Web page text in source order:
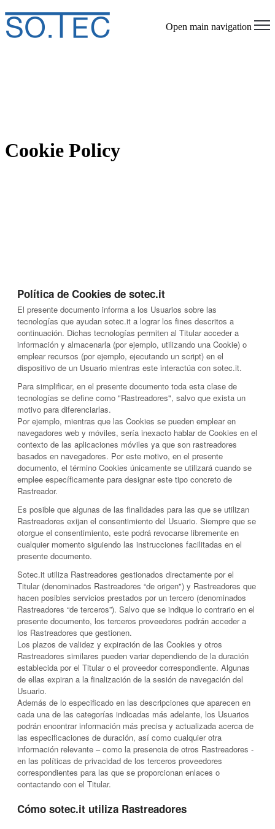
Open main navigation
Cookie Policy
Política de Cookies de sotec.it
El presente documento informa a los Usuarios sobre las
tecnologías que ayudan sotec.it a lograr los fines descritos a
continuación. Dichas tecnologías permiten al Titular acceder a
información y almacenarla (por ejemplo, utilizando una Cookie) o
emplear recursos (por ejemplo, ejecutando un script) en el
dispositivo de un Usuario mientras este interactúa con sotec.it.
Para simplificar, en el presente documento toda esta clase de
tecnologías se define como "Rastreadores", salvo que exista un
motivo para diferenciarlas.
Por ejemplo, mientras que las Cookies se pueden emplear en
navegadores web y móviles, sería inexacto hablar de Cookies en el
contexto de las aplicaciones móviles ya que son rastreadores
basados en navegadores. Por este motivo, en el presente
documento, el término Cookies únicamente se utilizará cuando se
emplee específicamente para designar este tipo concreto de
Rastreador.
Es posible que algunas de las finalidades para las que se utilizan
Rastreadores exijan el consentimiento del Usuario. Siempre que se
otorgue el consentimiento, este podrá revocarse libremente en
cualquier momento siguiendo las instrucciones facilitadas en el
presente documento.
Sotec.it utiliza Rastreadores gestionados directamente por el
Titular (denominados Rastreadores “de origen") y Rastreadores que
hacen posibles servicios prestados por un tercero (denominados
Rastreadores “de terceros”). Salvo que se indique lo contrario en el
presente documento, los terceros proveedores podrán acceder a
los Rastreadores que gestionen.
Los plazos de validez y expiración de las Cookies y otros
Rastreadores similares pueden variar dependiendo de la duración
establecida por el Titular o el proveedor correspondiente. Algunas
de ellas expiran a la finalización de la sesión de navegación del
Usuario.
Además de lo especificado en las descripciones que aparecen en
cada una de las categorías indicadas más adelante, los Usuarios
podrán encontrar información más precisa y actualizada acerca de
las especificaciones de duración, así como cualquier otra
información relevante – como la presencia de otros Rastreadores -
en las políticas de privacidad de los terceros proveedores
correspondientes para las que se proporcionan enlaces o
contactando con el Titular.
Cómo sotec.it utiliza Rastreadores